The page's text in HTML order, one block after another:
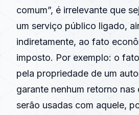
comum”, é irrelevante que
um serviço público ligado,
indiretamente, ao fato
imposto. Por exemplo: o
pela propriedade de um
garante nenhum retorno nas
serão usadas com aquele,